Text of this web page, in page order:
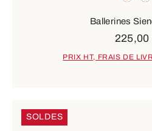
Ballerines
225,00
PRIX HT, FRAIS DE
SOLDES